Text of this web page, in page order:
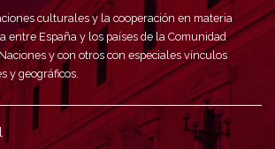
culturales y la cooperación en materia
entre España y los países de la Comunidad
y con otros con especiales vínculos
y geográficos.